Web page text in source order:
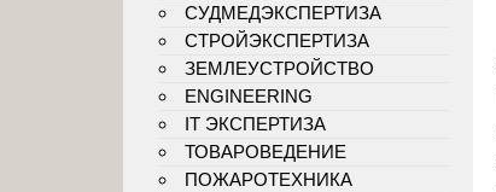
СУДМЕДЭКСПЕРТИЗА
СТРОЙЭКСПЕРТИЗА
ЗЕМЛЕУСТРОЙСТВО
ENGINEERING
IT ЭКСПЕРТИЗА
ТОВАРОВЕДЕНИЕ
ПОЖАРОТЕХНИКА